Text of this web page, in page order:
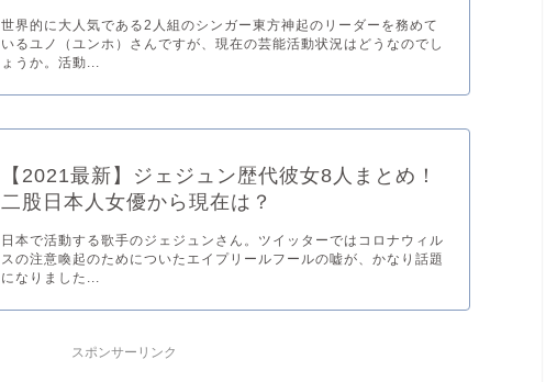
世界的に大人気である2人組のシンガー東方神起のリーダーを務めて
いるユノ（ユンホ）さんですが、現在の芸能活動状況はどうなのでし
ょうか。活動...
【2021最新】ジェジュン歴代彼女8人まとめ！
二股日本人女優から現在は？
日本で活動する歌手のジェジュンさん。ツイッターではコロナウィル
スの注意喚起のためについたエイプリールフールの嘘が、かなり話題
になりました...
スポンサーリンク